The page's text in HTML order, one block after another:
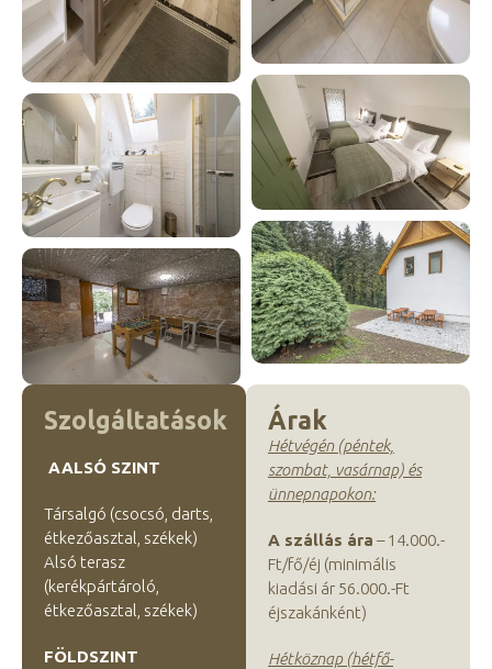
Szolgáltatások
AALSÓ SZINT
Társalgó (csocsó, darts,
étkezőasztal, székek)
Alsó terasz
(kerékpártároló,
étkezőasztal, székek)
FÖLDSZINT
Árak
Hétvégén (péntek,
szombat, vasárnap) és
ünnepnapokon:
A szállás ára – 14.000.-
Ft/fő/éj (minimális
kiadási ár 56.000.-Ft
éjszakánként)
Hétköznap (hétfő-